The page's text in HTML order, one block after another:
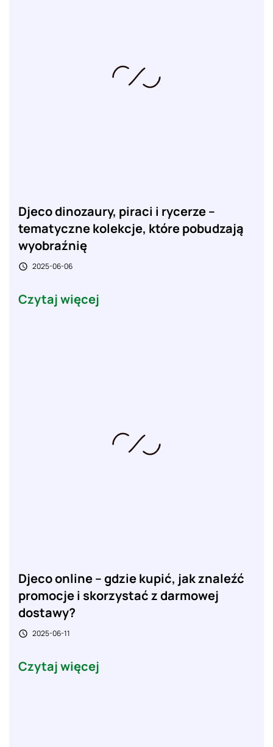
Djeco dinozaury, piraci i rycerze –
tematyczne kolekcje, które pobudzają
wyobraźnię
 2025-06-06
Czytaj więcej
Djeco online – gdzie kupić, jak znaleźć
promocje i skorzystać z darmowej
dostawy?
 2025-06-11
Czytaj więcej